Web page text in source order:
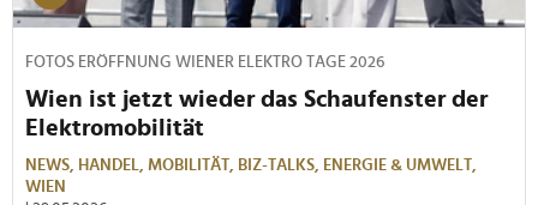
FOTOS ERÖFFNUNG WIENER ELEKTRO TAGE 2026
Wien ist jetzt wieder das Schaufenster der
Elektromobilität
NEWS, HANDEL, MOBILITÄT, BIZ-TALKS, ENERGIE & UMWELT,
WIEN